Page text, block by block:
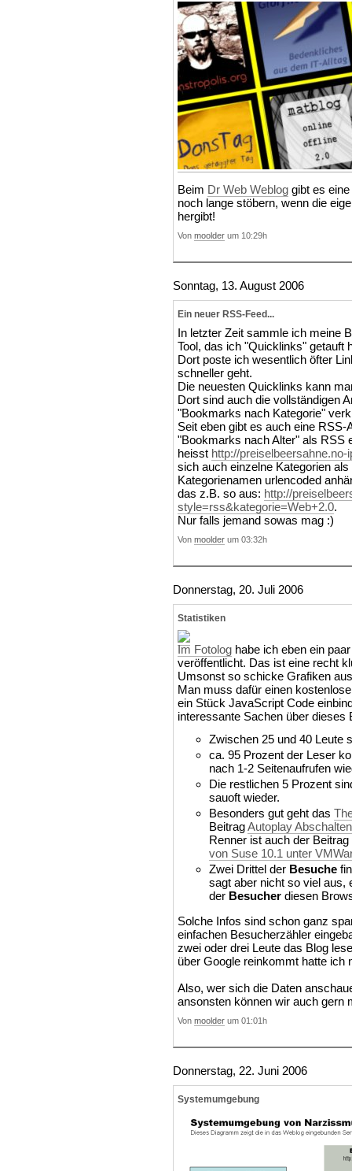
Beim Dr Web Weblog gibt es eine
noch lange stöbern, wenn die
hergibt!
Von moolder um 10:29h
Sonntag, 13. August 2006
Ein neuer RSS-Feed...
In letzter Zeit sammle ich meine
Tool, das ich "Quicklinks" getauft
Dort poste ich wesentlich öfter
schneller geht.
Die neuesten Quicklinks kann
Dort sind auch die vollständigen
"Bookmarks nach Kategorie"
Seit eben gibt es auch eine
"Bookmarks nach Alter" als RSS
heisst http://
sich auch einzelne Kategorien
Kategorienamen urlencoded
das z.B. so aus: http://
style=rss&kategorie=Web+2.0.
Nur falls jemand sowas mag :)
Von moolder um 03:32h
Donnerstag, 20. Juli 2006
Statistiken
Im Fotolog habe ich eben ein
veröffentlicht. Das ist eine recht
Umsonst so schicke Grafiken
Man muss dafür einen
ein Stück JavaScript Code
interessante Sachen über dieses
Zwischen 25 und 40 Leute
ca. 95 Prozent der Leser
nach 1-2 Seitenaufrufen
Die restlichen 5 Prozent
sauoft wieder.
Besonders gut geht das
BeitragAutoplay
Renner ist auch der
von Suse 10.1 unter
Zwei Drittel der Besuche
sagt aber nicht so viel aus,
der Besucher diesen
Solche Infos sind schon ganz
einfachen Besucherzähler
zwei oder drei Leute das Blog
über Google reinkommt hatte ich
Also, wer sich die Daten
ansonsten können wir auch gern
Von moolder um 01:01h
Donnerstag, 22. Juni 2006
Systemumgebung